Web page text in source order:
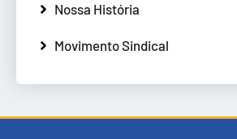
Nossa História
Movimento Sindical